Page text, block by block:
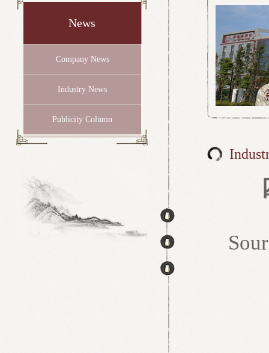
News
Company News
Industry News
Publicity Column